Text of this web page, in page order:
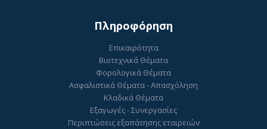
Πληροφόρηση
Επικαιρότητα
Βιοτεχνικά Θέματα
Φορολογικά Θέματα
Ασφαλιστικά Θέματα - Απασχόληση
Κλαδικά Θέματα
Εξαγωγές - Συνεργασίες
Περιπτώσεις εξαπάτησης εταιρειών